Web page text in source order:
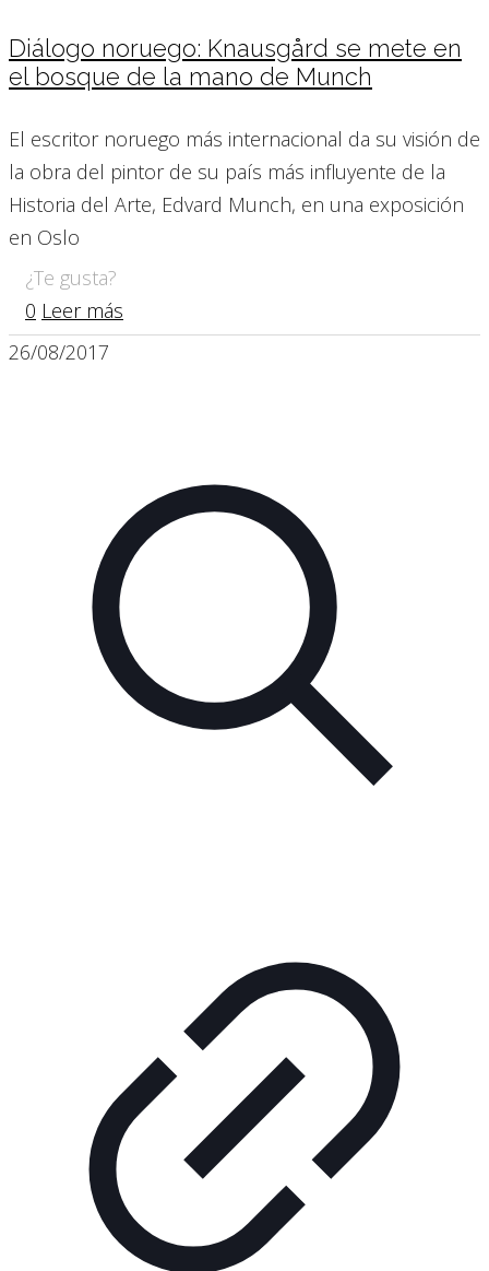
Diálogo noruego: Knausgård se mete en
el bosque de la mano de Munch
El escritor noruego más internacional da su visión de
la obra del pintor de su país más influyente de la
Historia del Arte, Edvard Munch, en una exposición
en Oslo
¿Te gusta?
0 Leer más
26/08/2017